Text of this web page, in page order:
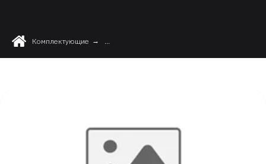
Комплектующие → ...